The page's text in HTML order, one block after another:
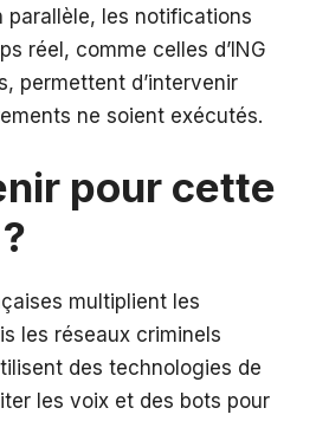
parallèle, les notifications
réel, comme celles d’ING
permettent d’intervenir
ne soient exécutés.
pour cette
multiplient les
les réseaux criminels
des technologies de
les voix et des bots pour